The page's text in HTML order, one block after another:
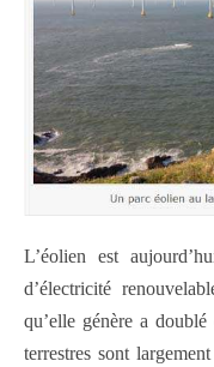
L’éolien est
d’électricité
qu’elle génère a
terrestres sont